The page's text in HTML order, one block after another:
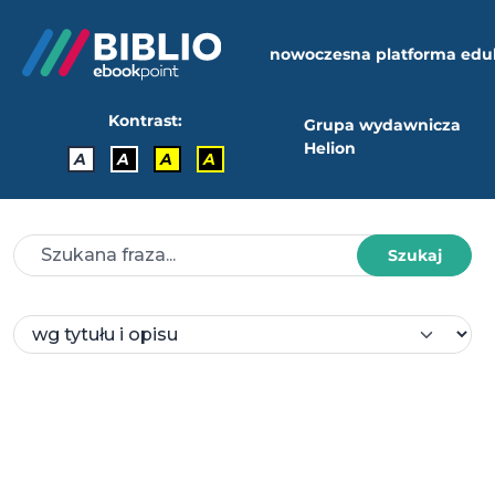
nowoczesna platforma
Kontrast:
A
A A A
Grupa wydawnicza
Helion
Szukaj